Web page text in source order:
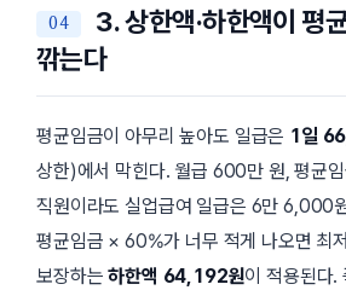
3. 상한액·하한액이 평
깎는다
평균임금이 아무리 높아도 일급은 1일
상한)에서 막힌다. 월급 600만 원, 평균
직원이라도 실업급여 일급은 6만 6,000
평균임금 × 60%가 너무 적게 나오면 최
보장하는하한액 64,192원이 적용된다.